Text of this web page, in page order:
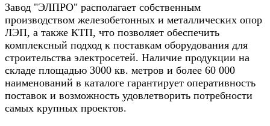
Завод "ЭЛПРО" располагает собственным
производством железобетонных и металлических опор
ЛЭП, а также КТП, что позволяет обеспечить
комплексный подход к поставкам оборудования для
строительства электросетей. Наличие продукции на
складе площадью 3000 кв. метров и более 60 000
наименований в каталоге гарантирует оперативность
поставок и возможность удовлетворить потребности
самых крупных проектов.